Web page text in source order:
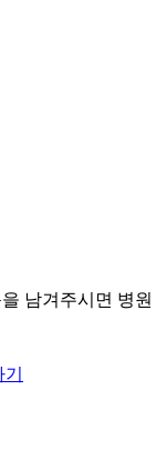
남겨주시면 병원